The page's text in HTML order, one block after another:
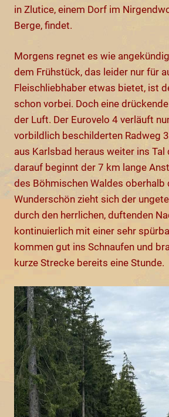
in Zlutice, einem Dorf im
Berge, findet.
Morgens regnet es wie
dem Frühstück, das leider nur für
Fleischliebhaber etwas bietet, ist
schon vorbei. Doch eine
der Luft. Der Eurovelo 4 verläuft
vorbildlich beschilderten Radweg
aus Karlsbad heraus weiter ins Tal
darauf beginnt der 7 km lange
des Böhmischen Waldes oberhalb
Wunderschön zieht sich der
durch den herrlichen, duftenden
kontinuierlich mit einer sehr
kommen gut ins Schnaufen und
kurze Strecke bereits eine Stunde.